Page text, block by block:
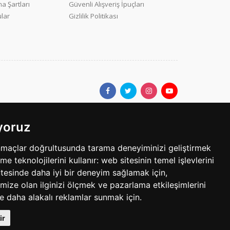
doğrultusunda tarama deneyiminizi geliştirmek
teknolojilerini kullanır: web sitesinin temel işlevlerini
daha iyi bir deneyim sağlamak için,
olan ilginizi ölçmek ve pazarlama etkileşimlerini
daha alakalı reklamlar sunmak için.
Şartları
Güvenli Alışveriş İpuçları
Gizlilik Politikası
yer alan kullanıcıların oluşturduğu tüm içerik, görüş ve
yanlışlık, eksiklik veya yasalarla düzenlenmiş
3 ilandır. Her bir ilan için yayın süresi 30 gündür.
Telif Hakkı © 1997 - 2025 sarisayfalar.com Tüm Hakları Sakldır.